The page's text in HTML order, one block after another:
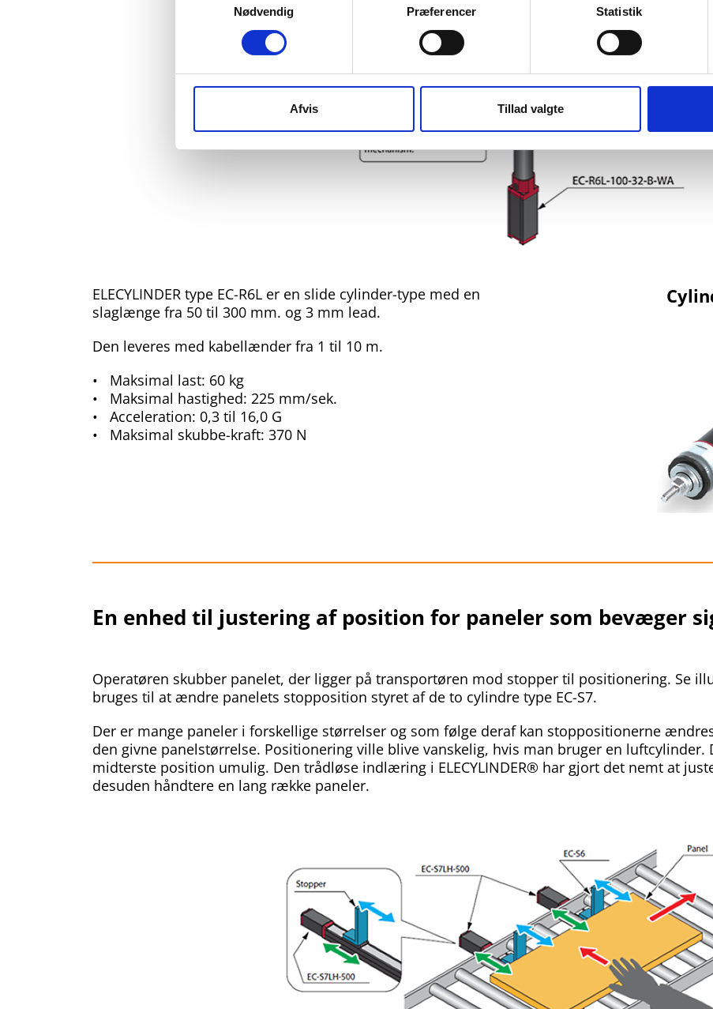
Nødvendig
Præferencer Statistik
Afvis Tillad valgte
ELECYLINDER type EC-R6L er en slide cylinder-type med en
slaglænge fra 50 til 300 mm. og 3 mm lead.
Den leveres med kabellænder fra 1 til 10 m.
• Maksimal last: 60 kg
• Maksimal hastighed: 225 mm/sek.
• Acceleration: 0,3 til 16,0 G
• Maksimal skubbe-kraft: 370 N
En enhed til justering af position for paneler som bevæger
Operatøren skubber panelet, der ligger på transportøren mod stopper til positionering. Se
bruges til at ændre panelets stopposition styret af de to cylindre type EC-S7.
Der er mange paneler i forskellige størrelser og som følge deraf kan stoppositionerne
den givne panelstørrelse. Positionering ville blive vanskelig, hvis man bruger en
midterste position umulig. Den trådløse indlæring i ELECYLINDER® har gjort det nemt at
desuden håndtere en lang række paneler.